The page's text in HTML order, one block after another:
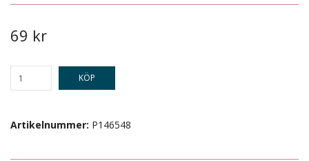
69 kr
KÖP
Artikelnummer: P146548